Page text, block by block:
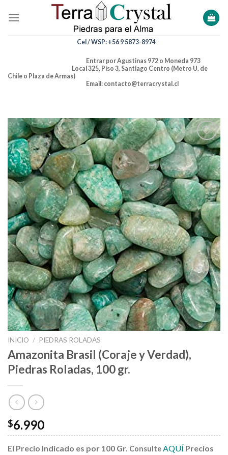
Cel / WSP: +56 9 5873-8974
Entrar por Agustinas 972 o Moneda 973
Local 325, Piso 3, Santiago Centro (Metro U. de
Chile o Plaza de Armas)
Email: contacto@terracrystal.cl
Añadir
a la
lista de
deseos
INICIO / PIEDRAS ROLADAS
Amazonita Brasil (Coraje y Verdad),
Piedras Roladas, 100 gr.
$6.990
El Precio Indicado es por 100 Gr. ConsulteAQUÍ Precios